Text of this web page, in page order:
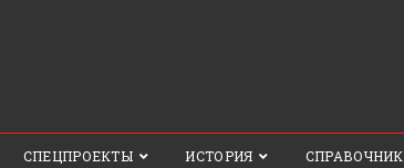
СПЕЦПРОЕКТЫ ИСТОРИЯ СПРАВОЧНИК